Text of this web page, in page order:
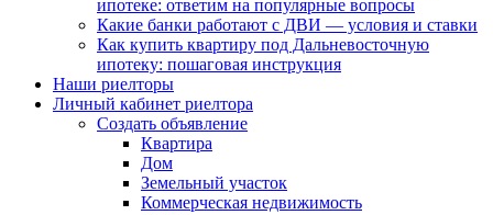
ипотеке: ответим на популярные вопросы
Какие банки работают с ДВИ — условия и ставки
Как купить квартиру под Дальневосточную
ипотеку: пошаговая инструкция
Наши риелторы
Личный кабинет риелтора
Cоздать объявление
Квартира
Дом
Земельный участок
Коммерческая недвижимость